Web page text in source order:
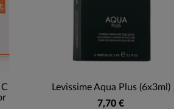
Levissime Aqua Plus (6x3ml)
7,70 €